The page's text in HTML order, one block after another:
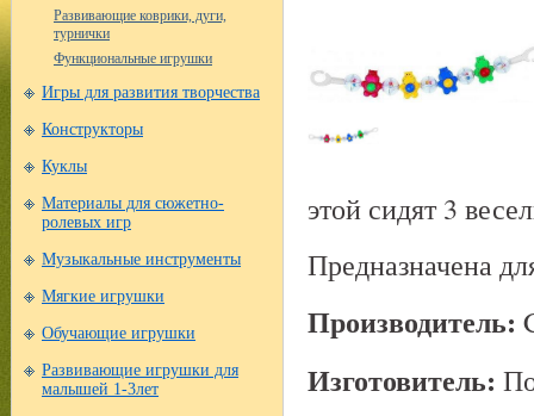
Развивающие коврики, дуги,
турнички
Функциональные игрушки
Игры для развития творчества
Конструкторы
Куклы
Материалы для сюжетно-
ролевых игр
Музыкальные инструменты
Мягкие игрушки
Обучающие игрушки
Развивающие игрушки для
малышей 1-3лет
этой сидят 3
Предназначена
Производитель:
Изготовитель: